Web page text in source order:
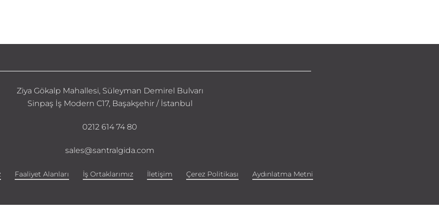
Ziya Gökalp Mahallesi, Süleyman Demirel Bulvarı
Sinpaş İş Modern C17, Başakşehir / İstanbul
0212 614 74 80
sales@santralgida.com
Faaliyet Alanları İş Ortaklarımız İletişim Çerez Politikası Aydınlatma Metni